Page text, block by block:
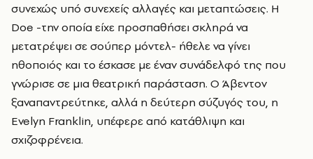
συνεχώς υπό συνεχείς αλλαγές και μεταπτώσεις. Η
Doe -την οποία είχε προσπαθήσει σκληρά να
μετατρέψει σε σούπερ μόντελ- ήθελε να γίνει
ηθοποιός και το έσκασε με έναν συνάδελφό της που
γνώρισε σε μια θεατρική παράσταση. Ο Άβεντον
ξαναπαντρεύτηκε, αλλά η δεύτερη σύζυγός του, η
Evelyn Franklin, υπέφερε από κατάθλιψη και
σχιζοφρένεια.